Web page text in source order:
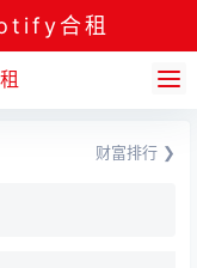
合租
财富排行 ❯